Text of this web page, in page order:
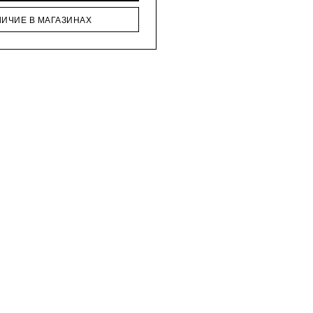
В МАГАЗИНАХ